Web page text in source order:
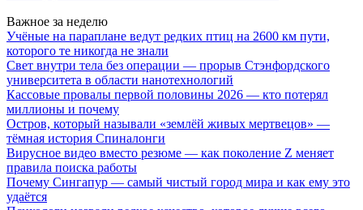
Важное за неделю
Учёные на параплане ведут редких птиц на 2600 км пути,
которого те никогда не знали
Свет внутри тела без операции — прорыв Стэнфордского
университета в области нанотехнологий
Кассовые провалы первой половины 2026 — кто потерял
миллионы и почему
Остров, который называли «землёй живых мертвецов» —
тёмная история Спиналонги
Вирусное видео вместо резюме — как поколение Z меняет
правила поиска работы
Почему Сингапур — самый чистый город мира и как ему это
удаётся